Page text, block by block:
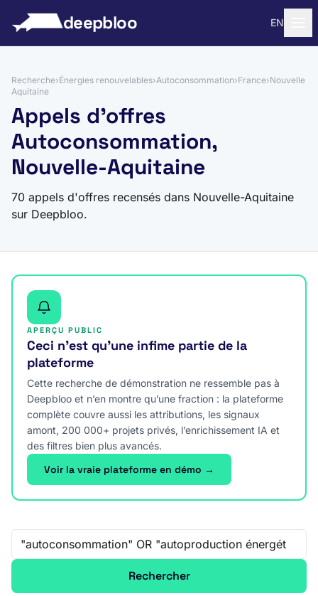
deepbloo EN
Recherche›Énergies renouvelables›Autoconsommation›France›Nouvelle
Aquitaine
Appels d'offres
Autoconsommation,
Nouvelle-Aquitaine
70 appels d'offres recensés dans Nouvelle-Aquitaine
sur Deepbloo.
APERÇU PUBLIC
Ceci n’est qu’une infime partie de la
plateforme
Cette recherche de démonstration ne ressemble pas à
Deepbloo et n’en montre qu’une fraction : la plateforme
complète couvre aussi les attributions, les signaux
amont, 200 000+ projets privés, l’enrichissement IA et
des filtres bien plus avancés.
Voir la vraie plateforme en démo →
Recherche libre
Rechercher